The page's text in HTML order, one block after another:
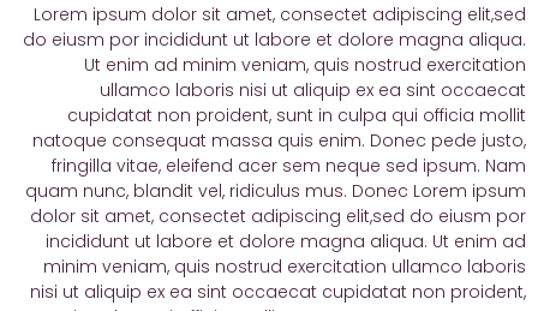
Lorem ipsum dolor sit amet, consectet adipiscing elit,sed
do eiusm por incididunt ut labore et dolore magna aliqua.
Ut enim ad minim veniam, quis nostrud exercitation
ullamco laboris nisi ut aliquip ex ea sint occaecat
cupidatat non proident, sunt in culpa qui officia mollit
natoque consequat massa quis enim. Donec pede justo,
fringilla vitae, eleifend acer sem neque sed ipsum. Nam
quam nunc, blandit vel, ridiculus mus. Donec Lorem ipsum
dolor sit amet, consectet adipiscing elit,sed do eiusm por
incididunt ut labore et dolore magna aliqua. Ut enim ad
minim veniam, quis nostrud exercitation ullamco laboris
nisi ut aliquip ex ea sint occaecat cupidatat non proident,